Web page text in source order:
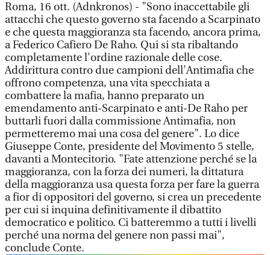
Roma, 16 ott. (Adnkronos) - "Sono inaccettabile gli
attacchi che questo governo sta facendo a Scarpinato
e che questa maggioranza sta facendo, ancora prima,
a Federico Cafiero De Raho. Qui si sta ribaltando
completamente l'ordine razionale delle cose.
Addirittura contro due campioni dell'Antimafia che
offrono competenza, una vita specchiata a
combattere la mafia, hanno preparato un
emendamento anti-Scarpinato e anti-De Raho per
buttarli fuori dalla commissione Antimafia, non
permetteremo mai una cosa del genere". Lo dice
Giuseppe Conte, presidente del Movimento 5 stelle,
davanti a Montecitorio. "Fate attenzione perché se la
maggioranza, con la forza dei numeri, la dittatura
della maggioranza usa questa forza per fare la guerra
a fior di oppositori del governo, si crea un precedente
per cui si inquina definitivamente il dibattito
democratico e politico. Ci batteremmo a tutti i livelli
perché una norma del genere non passi mai",
conclude Conte.